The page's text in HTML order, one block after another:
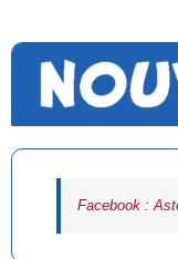
Facebook :